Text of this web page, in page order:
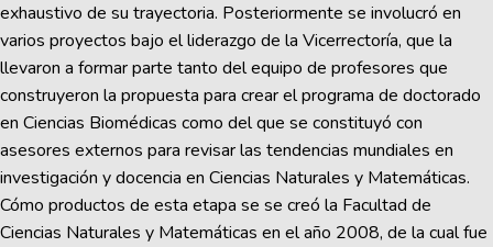
exhaustivo de su trayectoria. Posteriormente se involucró en
varios proyectos bajo el liderazgo de la Vicerrectoría, que la
llevaron a formar parte tanto del equipo de profesores que
construyeron la propuesta para crear el programa de doctorado
en Ciencias Biomédicas como del que se constituyó con
asesores externos para revisar las tendencias mundiales en
investigación y docencia en Ciencias Naturales y Matemáticas.
Cómo productos de esta etapa se se creó la Facultad de
Ciencias Naturales y Matemáticas en el año 2008, de la cual fue